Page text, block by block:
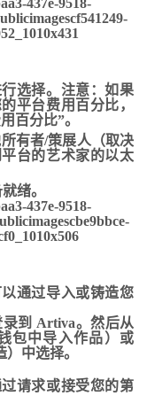
选择。注意：如果
平台费用百分比，
百分比”。
有者/策展人 （取决
台的艺术家的以太
就绪。
通过导入或铸造您
到 Artiva。然后从
包中导入作品）或
）中选择。
请求或接受您的第